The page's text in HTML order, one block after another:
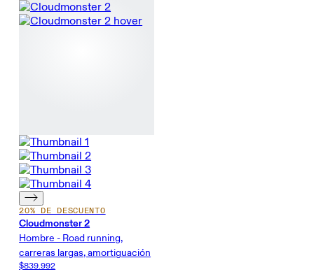
20% DE DESCUENTO
Cloudmonster 2
Hombre - Road running,
carreras largas, amortiguación
$839.992